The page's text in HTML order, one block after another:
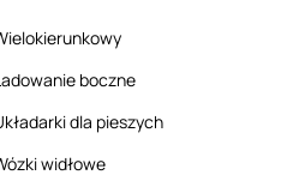
boczne
dla pieszych
widłowe